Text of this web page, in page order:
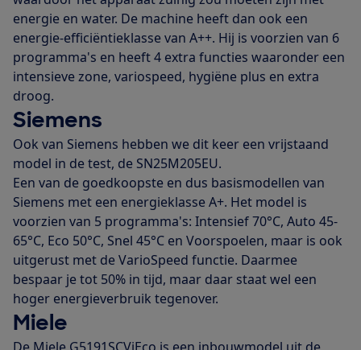
energie en water. De machine heeft dan ook een
energie-efficiëntieklasse van A++. Hij is voorzien van 6
programma's en heeft 4 extra functies waaronder een
intensieve zone, variospeed, hygiëne plus en extra
droog.
Siemens
Ook van Siemens hebben we dit keer een vrijstaand
model in de test, de SN25M205EU.
Een van de goedkoopste en dus basismodellen van
Siemens met een energieklasse A+. Het model is
voorzien van 5 programma's: Intensief 70°C, Auto 45-
65°C, Eco 50°C, Snel 45°C en Voorspoelen, maar is ook
uitgerust met de VarioSpeed functie. Daarmee
bespaar je tot 50% in tijd, maar daar staat wel een
hoger energieverbruik tegenover.
Miele